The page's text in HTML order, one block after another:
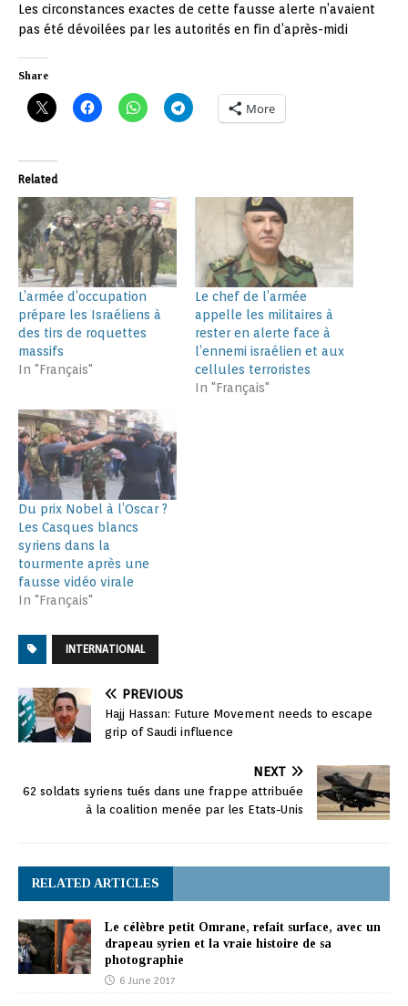
Les circonstances exactes de cette fausse alerte n’avaient
pas été dévoilées par les autorités en fin d’après-midi
Share
More
Related
L’armée d’occupation
prépare les Israéliens à
des tirs de roquettes
massifs
In "Français"
Le chef de l’armée
appelle les militaires à
rester en alerte face à
l’ennemi israélien et aux
cellules terroristes
In "Français"
Du prix Nobel à l’Oscar ?
Les Casques blancs
syriens dans la
tourmente après une
fausse vidéo virale
In "Français"
INTERNATIONAL
PREVIOUS
Hajj Hassan: Future Movement needs to escape
grip of Saudi influence
NEXT
62 soldats syriens tués dans une frappe attribuée
à la coalition menée par les Etats-Unis
RELATED ARTICLES
Le célèbre petit Omrane, refait surface, avec un
drapeau syrien et la vraie histoire de sa
photographie
6 June 2017